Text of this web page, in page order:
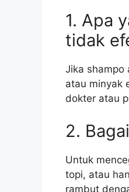
1. Apa
tidak
Jika shampo
atau minyak
dokter atau
2.
Untuk
topi, atau
rambut